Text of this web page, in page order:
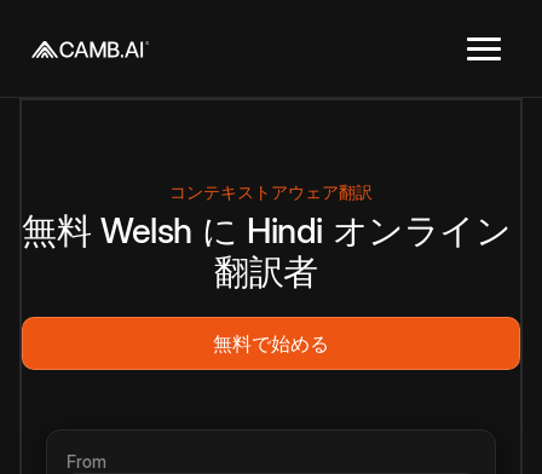
コンテキストアウェア翻訳
無料 Welsh に Hindi オンライン
翻訳者
無料で始める
From